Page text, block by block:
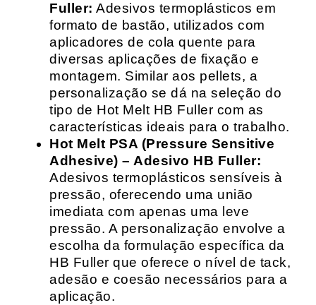
Fuller: Adesivos termoplásticos em
formato de bastão, utilizados com
aplicadores de cola quente para
diversas aplicações de fixação e
montagem. Similar aos pellets, a
personalização se dá na seleção do
tipo de Hot Melt HB Fuller com as
características ideais para o trabalho.
Hot Melt PSA (Pressure Sensitive
Adhesive) – Adesivo HB Fuller:
Adesivos termoplásticos sensíveis à
pressão, oferecendo uma união
imediata com apenas uma leve
pressão. A personalização envolve a
escolha da formulação específica da
HB Fuller que oferece o nível de tack,
adesão e coesão necessários para a
aplicação.